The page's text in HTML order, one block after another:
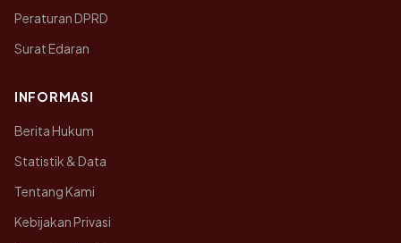
Peraturan DPRD
Surat Edaran
INFORMASI
Berita Hukum
Statistik & Data
Tentang Kami
Kebijakan Privasi